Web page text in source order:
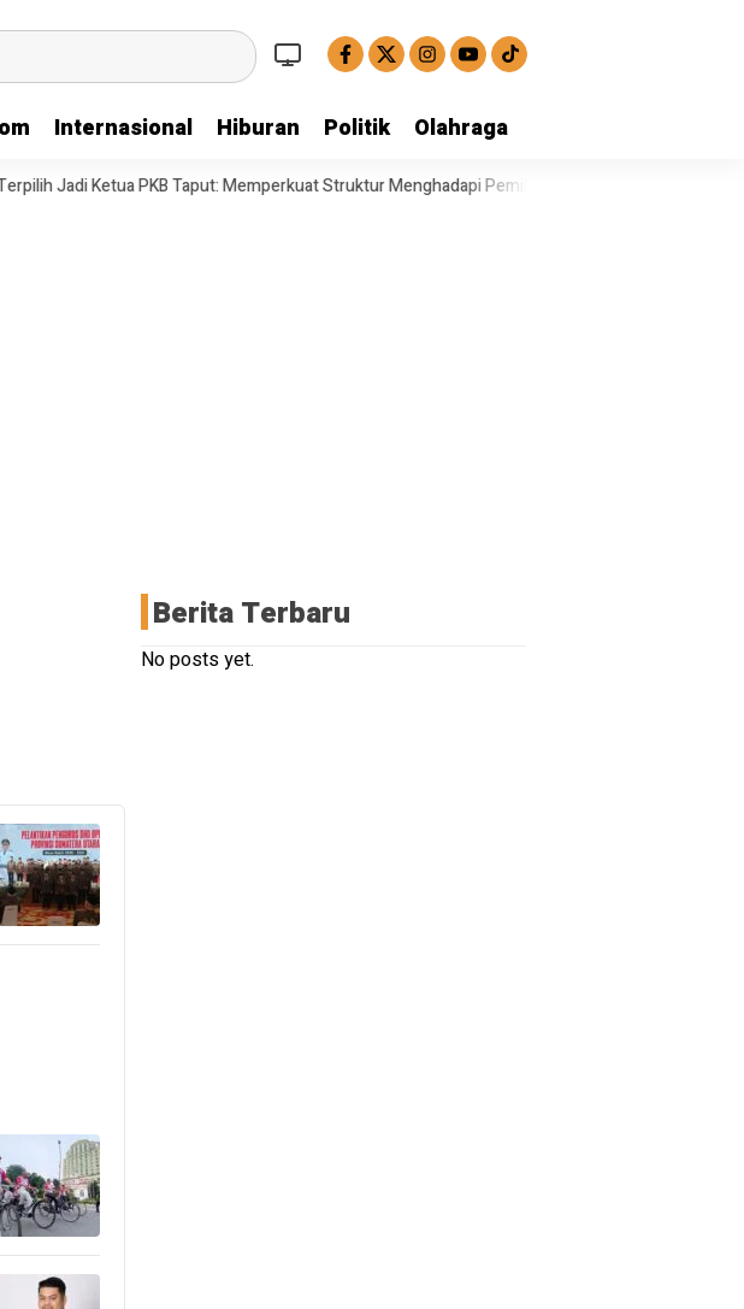
Internasional Hiburan Politik Olahraga
Ketua PKB Taput: Memperkuat Struktur Menghadapi Pemilu Legislatif
Berita Terbaru
No posts yet.